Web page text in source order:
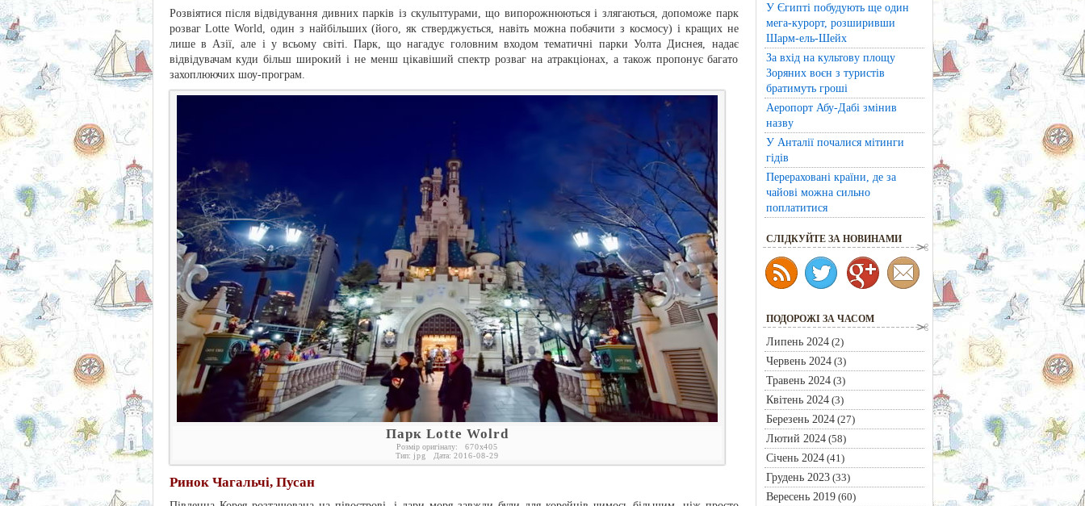
Розвіятися після відвідування дивних парків із скульптурами, що випорожнюються і злягаються, допоможе парк
розваг Lotte World, один з найбільших (його, як стверджується, навіть можна побачити з космосу) і кращих не
лише в Азії, але і у всьому світі. Парк, що нагадує головним входом тематичні парки Уолта Диснея, надає
відвідувачам куди більш широкий і не менш цікавіший спектр розваг на атракціонах, а також пропонує багато
захоплюючих шоу-програм.
Парк Lotte Wolrd
Розмір оригіналу: 670x405
Тип: jpg Дата: 2016-08-29
Ринок Чагальчі, Пусан
У Єгипті побудують ще один
мега-курорт, розширивши
Шарм-ель-Шейх
За вхід на культову площу
Зоряних воєн з туристів
братимуть гроші
Аеропорт Абу-Дабі змінив
назву
У Анталії почалися мітинги
гідів
Перераховані країни, де за
чайові можна сильно
поплатитися
CЛІДКУЙТЕ ЗА НОВИНАМИ
ПОДОРОЖІ ЗА ЧАСОМ
Липень 2024(2)
Червень 2024(3)
Травень 2024(3)
Квітень 2024(3)
Березень 2024(27)
Лютий 2024(58)
Січень 2024(41)
Грудень 2023(33)
Вересень 2019(60)